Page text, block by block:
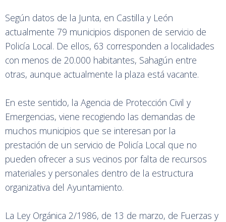
Según datos de la Junta, en Castilla y León
actualmente 79 municipios disponen de servicio de
Policía Local. De ellos, 63 corresponden a localidades
con menos de 20.000 habitantes, Sahagún entre
otras, aunque actualmente la plaza está vacante.
En este sentido, la Agencia de Protección Civil y
Emergencias, viene recogiendo las demandas de
muchos municipios que se interesan por la
prestación de un servicio de Policía Local que no
pueden ofrecer a sus vecinos por falta de recursos
materiales y personales dentro de la estructura
organizativa del Ayuntamiento.
La Ley Orgánica 2/1986, de 13 de marzo, de Fuerzas y